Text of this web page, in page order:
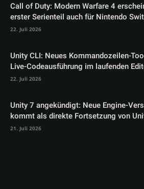
Call of Duty: Modern Warfare 4
erster Serienteil auch für Nintendo
22. Juli 2026
Unity CLI: Neues Kommandozeilen-
Live-Codeausführung im laufenden
22. Juli 2026
Unity 7 angekündigt: Neue Engine-
kommt als direkte Fortsetzung von
21. Juli 2026